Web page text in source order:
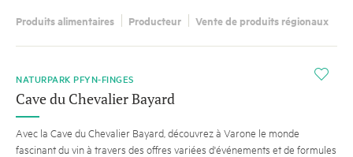
Produits alimentaires Producteur Vente de produits régionaux
i
NATURPARK PFYN-FINGES
Cave du Chevalier Bayard
Avec la Cave du Chevalier Bayard, découvrez à Varone le monde
fascinant du vin à travers des offres variées d'événements et de formules